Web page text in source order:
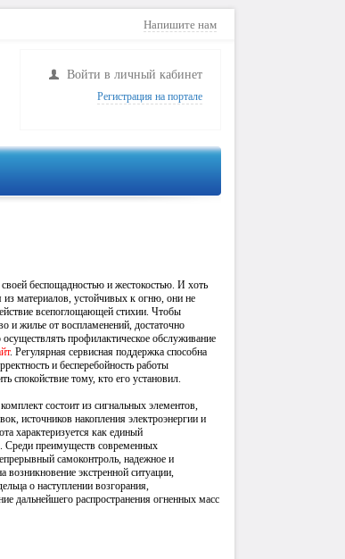
Напишите нам
Войти в личный кабинет
Регистрация на портале
беспощадностью и жестокостью. И хоть
из материалов, устойчивых к огню, они не
всепоглощающей стихии. Чтобы
и жилье от воспламенений, достаточно
профилактическое обслуживание
. Регулярная сервисная поддержка способна
и бесперебойность работы
спокойствие тому, кто его установил.
состоит из сигнальных элементов,
источников накопления электроэнергии и
характеризуется как единый
Среди преимуществ современных
самоконтроль, надежное и
возникновение экстренной ситуации,
о наступлении возгорания,
дальнейшего распространения огненных масс